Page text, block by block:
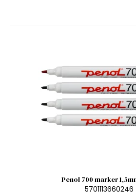
Penol 700 marker
5701113660246